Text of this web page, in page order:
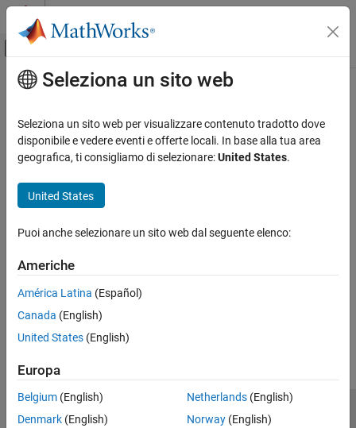
Vai al contenuto
Attiva/disattiva menu di navigazione
Pagina iniziale della documentazione
Contenuto principale
Seleziona un sito web
Seleziona un sito web per visualizzare contenuto tradotto dove
disponibile e vedere eventi e offerte locali. In base alla tua area
geografica, ti consigliamo di selezionare:United States.
United States
Puoi anche selezionare un sito web dal seguente elenco:
Americhe
América Latina (Español)
Canada (English)
United States (English)
Europa
Belgium (English)
Denmark (English)
Netherlands(English)
Norway(English)
Centro di fiducia
Informativa sulla privacy